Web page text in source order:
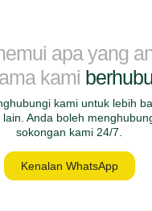
apa yang
kami
kami untuk lebih
Anda boleh
sokongan kami 24/7.
Kenalan WhatsApp